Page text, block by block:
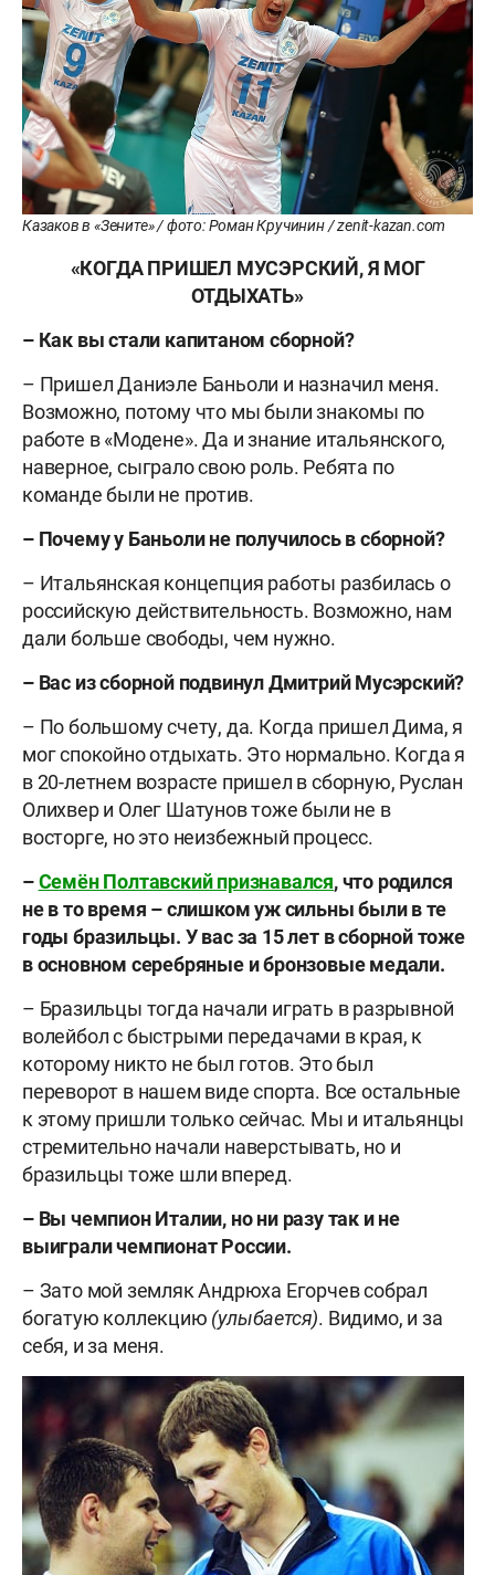
Казаков в «Зените» / фото: Роман Кручинин / zenit-kazan.com
«КОГДА ПРИШЕЛ МУСЭРСКИЙ, Я МОГ
ОТДЫХАТЬ»
– Как вы стали капитаном сборной?
– Пришел Даниэле Баньоли и назначил меня.
Возможно, потому что мы были знакомы по
работе в «Модене». Да и знание итальянского,
наверное, сыграло свою роль. Ребята по
команде были не против.
– Почему у Баньоли не получилось в сборной?
– Итальянская концепция работы разбилась о
российскую действительность. Возможно, нам
дали больше свободы, чем нужно.
– Вас из сборной подвинул Дмитрий Мусэрский?
– По большому счету, да. Когда пришел Дима, я
мог спокойно отдыхать. Это нормально. Когда я
в 20-летнем возрасте пришел в сборную, Руслан
Олихвер и Олег Шатунов тоже были не в
восторге, но это неизбежный процесс.
–Семён Полтавский признавался, что родился
не в то время – слишком уж сильны были в те
годы бразильцы. У вас за 15 лет в сборной тоже
в основном серебряные и бронзовые медали.
– Бразильцы тогда начали играть в разрывной
волейбол с быстрыми передачами в края, к
которому никто не был готов. Это был
переворот в нашем виде спорта. Все остальные
к этому пришли только сейчас. Мы и итальянцы
стремительно начали наверстывать, но и
бразильцы тоже шли вперед.
– Вы чемпион Италии, но ни разу так и не
выиграли чемпионат России.
– Зато мой земляк Андрюха Егорчев собрал
богатую коллекцию (улыбается). Видимо, и за
себя, и за меня.